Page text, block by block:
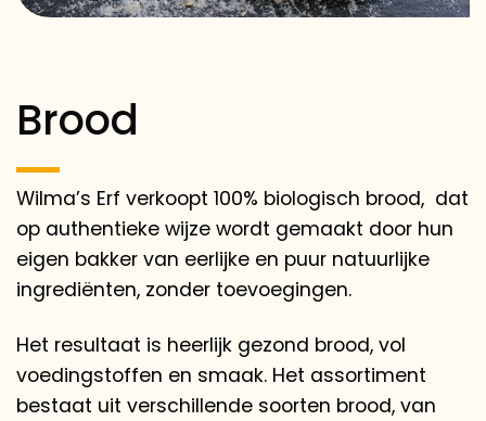
Brood
Wilma’s Erf verkoopt 100% biologisch brood, dat
op authentieke wijze wordt gemaakt door hun
eigen bakker van eerlijke en puur natuurlijke
ingrediënten, zonder toevoegingen.
Het resultaat is heerlijk gezond brood, vol
voedingstoffen en smaak. Het assortiment
bestaat uit verschillende soorten brood, van